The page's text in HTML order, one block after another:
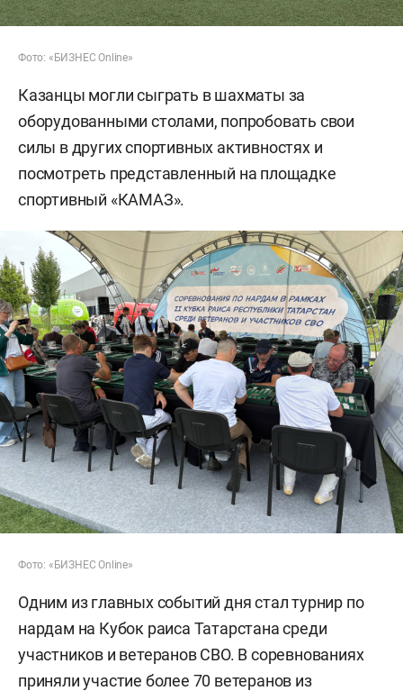
Фото: «БИЗНЕС Online»
Казанцы могли сыграть в шахматы за
оборудованными столами, попробовать свои
силы в других спортивных активностях и
посмотреть представленный на площадке
спортивный «КАМАЗ».
Фото: «БИЗНЕС Online»
Одним из главных событий дня стал турнир по
нардам на Кубок раиса Татарстана среди
участников и ветеранов СВО. В соревнованиях
приняли участие более 70 ветеранов из